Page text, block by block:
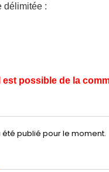
délimitée :
est possible de la
été publié pour le moment.